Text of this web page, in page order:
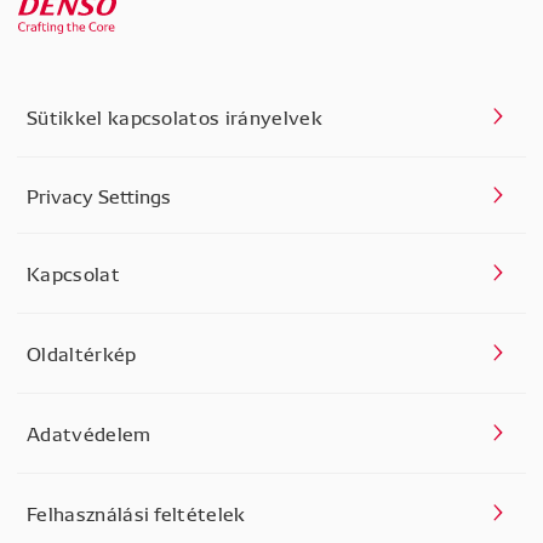
Sütikkel kapcsolatos irányelvek
Privacy Settings
Kapcsolat
Oldaltérkép
Adatvédelem
Felhasználási feltételek